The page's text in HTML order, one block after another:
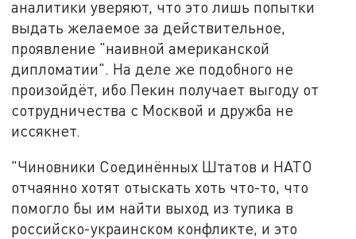
аналитики уверяют, что это лишь попытки
выдать желаемое за действительное,
проявление "наивной американской
дипломатии". На деле же подобного не
произойдёт, ибо Пекин получает выгоду от
сотрудничества с Москвой и дружба не
иссякнет.
"Чиновники Соединённых Штатов и НАТО
отчаянно хотят отыскать хоть что-то, что
помогло бы им найти выход из тупика в
российско-украинском конфликте, и это